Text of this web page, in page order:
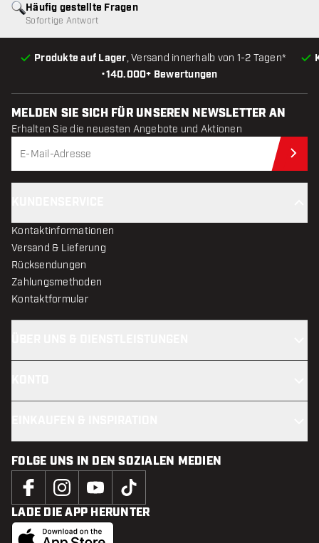
•140.000+ Bewertungen
Produkte auf Lager, Versand innerhalb von 1-2 Tagen*
Häufig gestellte Fragen
Sofortige Antwort
MELDEN SIE SICH FÜR UNSEREN NEWSLETTER AN
Erhalten Sie die neuesten Angebote und Aktionen
Kontaktinformationen
Versand & Lieferung
Rücksendungen
Zahlungsmethoden
Kontaktformular
FOLGE UNS IN DEN SOZIALEN MEDIEN
LADE DIE APP HERUNTER